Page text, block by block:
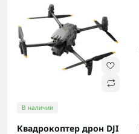
В наличии
Квадрокоптер дрон DJI